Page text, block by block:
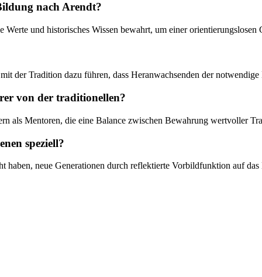
nach Arendt?
und historisches Wissen bewahrt, um einer orientierungslosen
der Tradition dazu führen, dass Heranwachsenden der
von der traditionellen?
als Mentoren, die eine Balance zwischen Bewahrung wertvoller
speziell?
haben, neue Generationen durch reflektierte Vorbildfunktion auf